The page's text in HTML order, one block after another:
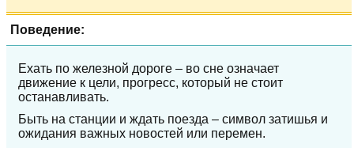
Поведение:
Ехать по железной дороге – во сне означает
движение к цели, прогресс, который не стоит
останавливать.
Быть на станции и ждать поезда – символ затишья и
ожидания важных новостей или перемен.